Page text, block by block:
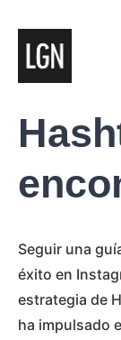
Seguir una
éxito en
estrategia de
ha impulsado